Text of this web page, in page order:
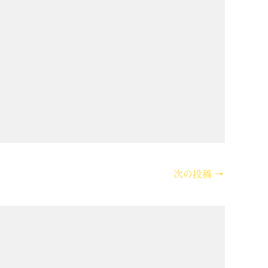
次の投稿 →